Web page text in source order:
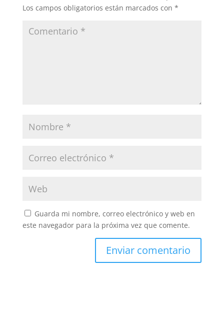
Los campos obligatorios están marcados con *
Guarda mi nombre, correo electrónico y web en
este navegador para la próxima vez que comente.